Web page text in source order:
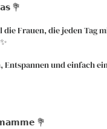
💐
Frauen, die jeden Tag
Entspannen und einfach
𝗺𝗮𝗺𝗺𝗲 💐